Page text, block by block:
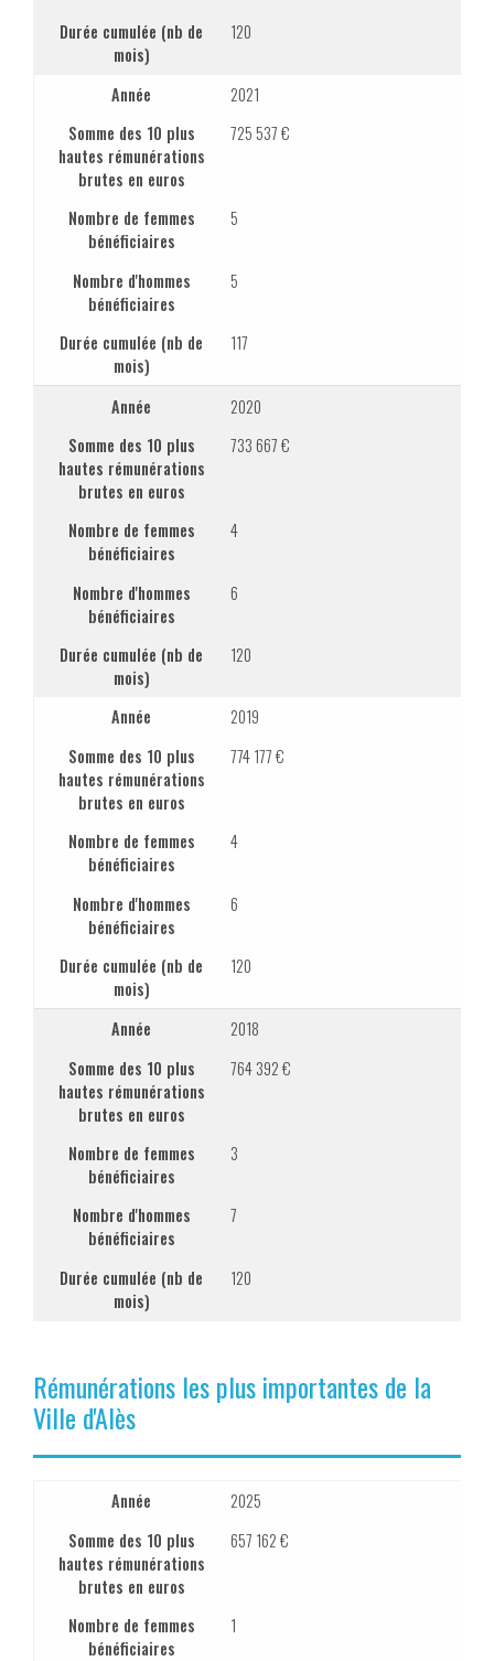
Durée cumulée (nb de
mois)
120
Année
2021
Somme des 10 plus
hautes rémunérations
brutes en euros
725 537 €
Nombre de femmes
bénéficiaires
5
Nombre d'hommes
bénéficiaires
5
Durée cumulée (nb de
mois)
117
Année
2020
Somme des 10 plus
hautes rémunérations
brutes en euros
733 667 €
Nombre de femmes
bénéficiaires
4
Nombre d'hommes
bénéficiaires
6
Durée cumulée (nb de
mois)
120
Année
2019
Somme des 10 plus
hautes rémunérations
brutes en euros
774 177 €
Nombre de femmes
bénéficiaires
4
Nombre d'hommes
bénéficiaires
6
Durée cumulée (nb de
mois)
120
Année
2018
Somme des 10 plus
hautes rémunérations
brutes en euros
764 392 €
Nombre de femmes
bénéficiaires
3
Nombre d'hommes
bénéficiaires
7
Durée cumulée (nb de
mois)
120
Rémunérations les plus importantes de la
Ville d'Alès
Année
2025
Somme des 10 plus
hautes rémunérations
brutes en euros
657 162 €
Nombre de femmes
bénéficiaires
1